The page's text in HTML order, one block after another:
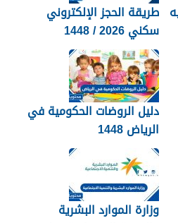
طريقة الحجز الإلكتروني
سكني 2026 / 1448
بالتفصيل
دليل الروضات الحكومية في
الرياض 1448
وزارة الموارد البشرية